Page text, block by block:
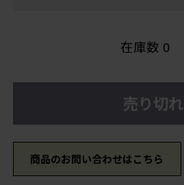
在庫数 0
売り切れ
商品のお問い合わせはこちら